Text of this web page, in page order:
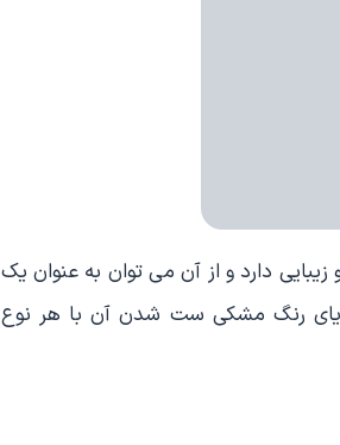
دارد و از آن می توان به عنوان یک
رنگ مشکی ست شدن آن با هر نوع